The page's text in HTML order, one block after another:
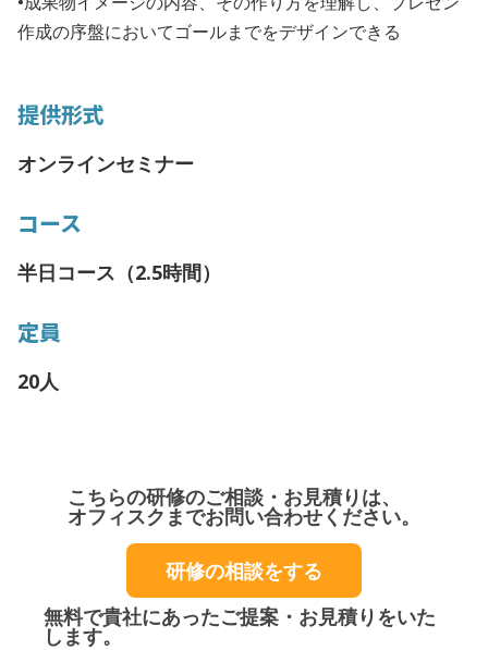
作成の序盤においてゴールまでをデザインできる
提供形式
オンラインセミナー
コース
半日コース（2.5時間）
定員
20人
こちらの研修のご相談・お見積りは、
オフィスクまでお問い合わせください。
研修の相談をする
無料で貴社にあったご提案・お見積りをいた
します。